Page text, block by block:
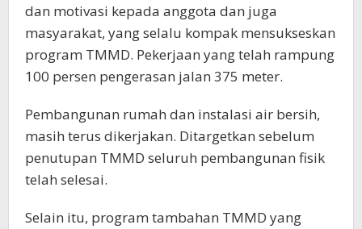
dan motivasi kepada anggota dan juga
masyarakat, yang selalu kompak mensukseskan
program TMMD. Pekerjaan yang telah rampung
100 persen pengerasan jalan 375 meter.
Pembangunan rumah dan instalasi air bersih,
masih terus dikerjakan. Ditargetkan sebelum
penutupan TMMD seluruh pembangunan fisik
telah selesai.
Selain itu, program tambahan TMMD yang